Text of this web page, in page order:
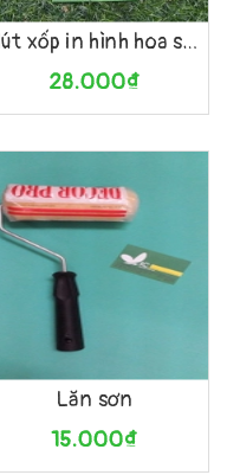
Mút xốp in hình hoa set 4 chiếc
28.000₫
Mua hàng Xem nhanh
Lăn sơn
15.000₫
Tùy chọn Xem nhanh